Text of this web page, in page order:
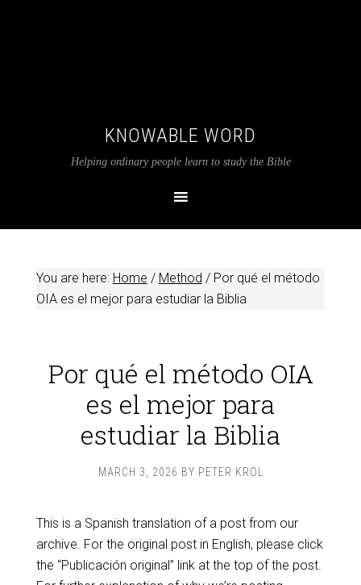
KNOWABLE WORD
Helping ordinary people learn to study the Bible
You are here: Home / Method /Por qué el método
OIA es el mejor para estudiar la Biblia
Por qué el método OIA
es el mejor para
estudiar la Biblia
MARCH 3, 2026 BY PETER KROL
This is a Spanish translation of a post from our
archive. For the original post in English, please click
the “Publicación original” link at the top of the post.